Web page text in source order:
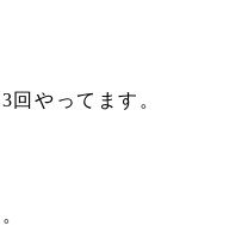
やってます。